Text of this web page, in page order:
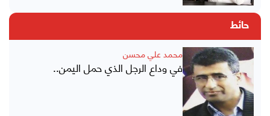
حائط
محمد علي محسن
في وداع الرجل الذي حمل اليمن..